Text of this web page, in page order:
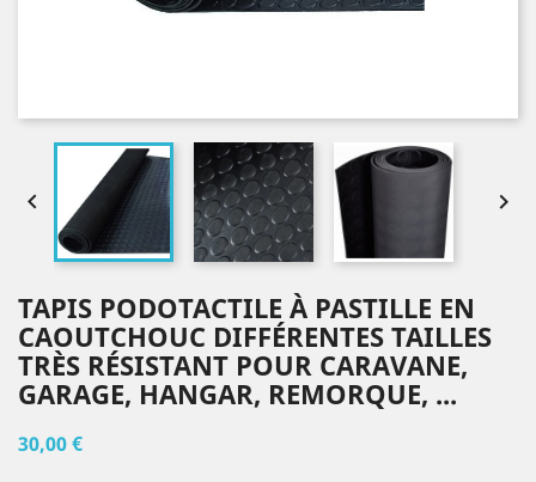
 
TAPIS PODOTACTILE À PASTILLE EN
CAOUTCHOUC DIFFÉRENTES TAILLES
TRÈS RÉSISTANT POUR CARAVANE,
GARAGE, HANGAR, REMORQUE, ...
30,00 €